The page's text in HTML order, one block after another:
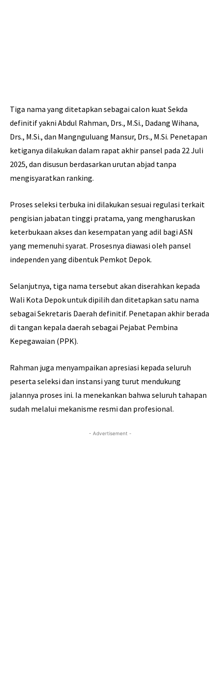
Tiga nama yang ditetapkan sebagai calon kuat Sekda
definitif yakni Abdul Rahman, Drs., M.Si., Dadang Wihana,
Drs., M.Si., dan Mangnguluang Mansur, Drs., M.Si. Penetapan
ketiganya dilakukan dalam rapat akhir pansel pada 22 Juli
2025, dan disusun berdasarkan urutan abjad tanpa
mengisyaratkan ranking.
Proses seleksi terbuka ini dilakukan sesuai regulasi terkait
pengisian jabatan tinggi pratama, yang mengharuskan
keterbukaan akses dan kesempatan yang adil bagi ASN
yang memenuhi syarat. Prosesnya diawasi oleh pansel
independen yang dibentuk Pemkot Depok.
Selanjutnya, tiga nama tersebut akan diserahkan kepada
Wali Kota Depok untuk dipilih dan ditetapkan satu nama
sebagai Sekretaris Daerah definitif. Penetapan akhir berada
di tangan kepala daerah sebagai Pejabat Pembina
Kepegawaian (PPK).
Rahman juga menyampaikan apresiasi kepada seluruh
peserta seleksi dan instansi yang turut mendukung
jalannya proses ini. Ia menekankan bahwa seluruh tahapan
sudah melalui mekanisme resmi dan profesional.
- Advertisement -